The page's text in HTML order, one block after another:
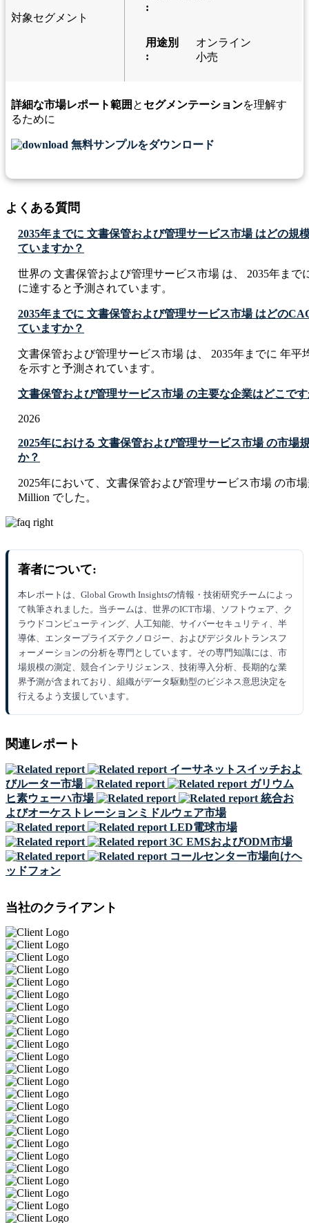
対象セグメント
:
用途別
:
オンライン
小売
詳細な市場レポート範囲 と セグメンテーションを理解す
るために
無料サンプルをダウンロード
よくある質問
2035年までに 文書保管および管理サービス市場 はどの規
ていますか？
世界の 文書保管および管理サービス市場 は、 2035年まで
に達すると予測されています。
2035年までに 文書保管および管理サービス市場 はどの
ていますか？
文書保管および管理サービス市場 は、 2035年までに 年平
を示すと予測されています。
文書保管および管理サービス市場 の主要な企業はどこで
2026
2025年における 文書保管および管理サービス市場 の市場
か？
2025年において、文書保管および管理サービス市場 の市
Million でした。
著者について:
本レポートは、Global Growth Insightsの情報・技術研究チームによっ
て執筆されました。当チームは、世界のICT市場、ソフトウェア、ク
ラウドコンピューティング、人工知能、サイバーセキュリティ、半
導体、エンタープライズテクノロジー、およびデジタルトランスフ
ォーメーションの分析を専門としています。その専門知識には、市
場規模の測定、競合インテリジェンス、技術導入分析、長期的な業
界予測が含まれており、組織がデータ駆動型のビジネス意思決定を
行えるよう支援しています。
関連レポート
イーサネットスイッチおよ
びルーター市場
ガリウム
ヒ素ウェーハ市場
統合お
よびオーケストレーションミドルウェア市場
LED電球市場
3C EMSおよびODM市場
コールセンター市場向けヘ
ッドフォン
当社のクライアント